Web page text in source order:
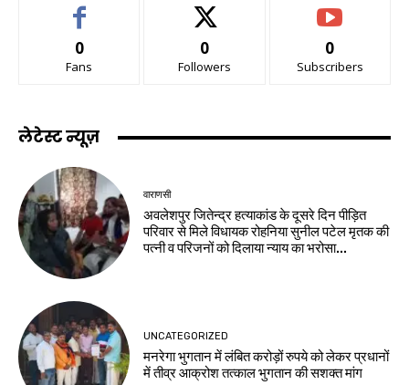
0
Fans
0
Followers
0
Subscribers
लेटेस्ट न्यूज़
वाराणसी
अवलेशपुर जितेन्द्र हत्याकांड के दूसरे दिन पीड़ित
परिवार से मिले विधायक रोहनिया सुनील पटेल मृतक की
पत्नी व परिजनों को दिलाया न्याय का भरोसा...
UNCATEGORIZED
मनरेगा भुगतान में लंबित करोड़ों रुपये को लेकर प्रधानों
में तीव्र आक्रोश तत्काल भुगतान की सशक्त मांग